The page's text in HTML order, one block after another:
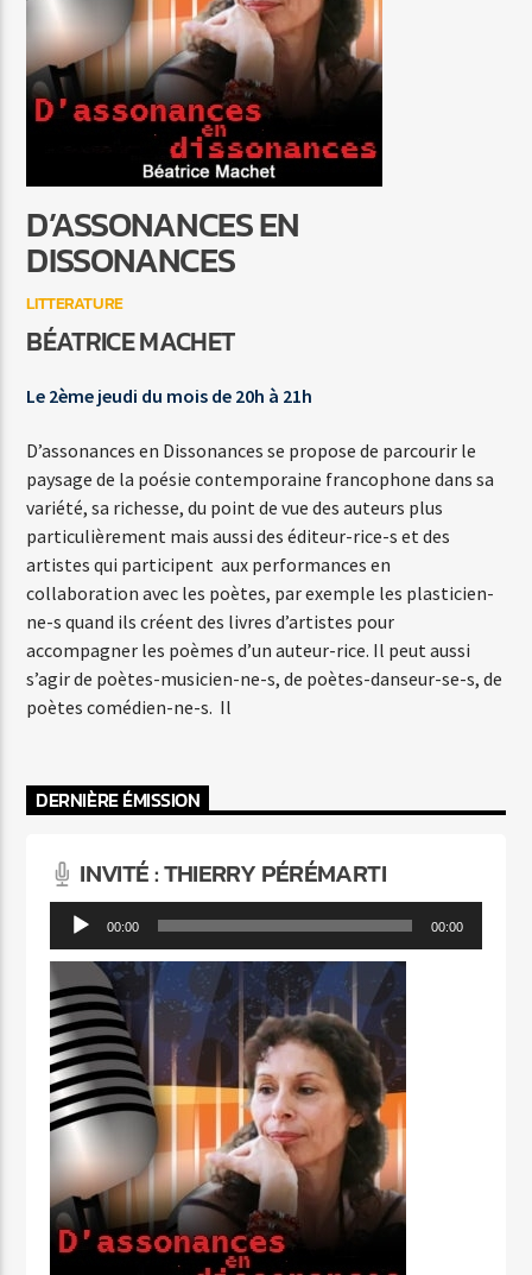
SHE'S A LADY
TOM JONES
Agora Côte d’Azur
Agora Menton/Monaco
D’ASSONANCES EN
DISSONANCES
LITTERATURE
BÉATRICE MACHET
Le 2ème jeudi du mois de 20h à 21h
D’assonances en Dissonances se propose de parcourir le
paysage de la poésie contemporaine francophone dans sa
variété, sa richesse, du point de vue des auteurs plus
particulièrement mais aussi des éditeur-rice-s et des
artistes qui participent aux performances en
collaboration avec les poètes, par exemple les plasticien-
ne-s quand ils créent des livres d’artistes pour
accompagner les poèmes d’un auteur-rice. Il peut aussi
s’agir de poètes-musicien-ne-s, de poètes-danseur-se-s, de
poètes comédien-ne-s. Il
DERNIÈRE ÉMISSION
INVITÉ : THIERRY PÉRÉMARTI
Lecteur 00:00 00:00